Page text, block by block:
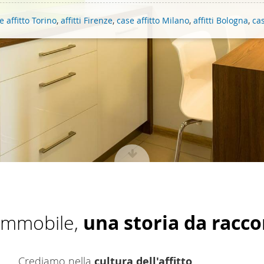
di analisi dei dati web, pubblicità e social media, i
che ha fornito loro o che hanno raccolto dal suo utilizzo
affitto Torino, affitti Firenze, case affitto Milano, affitti Bologna,
una storia da
Crediamo nella